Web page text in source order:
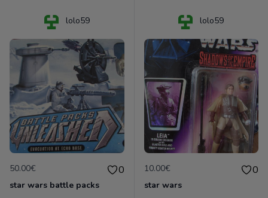
lolo59
50.00€ 0
star wars battle packs
lolo59
10.00€ 0
star wars